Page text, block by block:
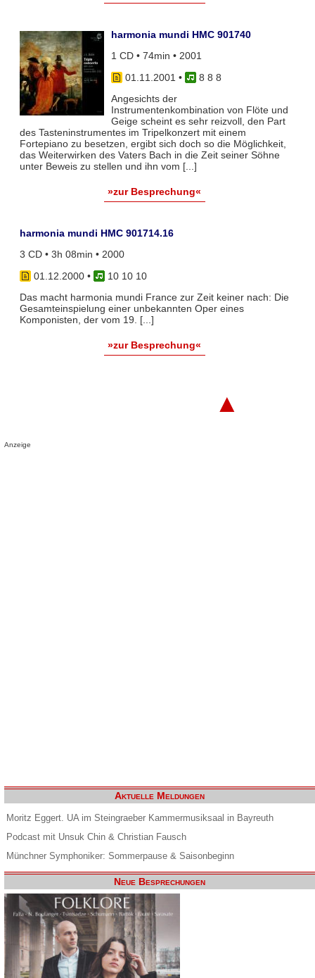
harmonia mundi HMC 901740
1 CD • 74min • 2001
01.11.2001 •
8 8 8
Angesichts der
Instrumentenkombination von Flöte und
Geige scheint es sehr reizvoll, den Part
des Tasteninstrumentes im Tripelkonzert mit einem
Fortepiano zu besetzen, ergibt sich doch so die Möglichkeit,
das Weiterwirken des Vaters Bach in die Zeit seiner Söhne
unter Beweis zu stellen und ihn vom [...]
»zur Besprechung«
harmonia mundi HMC 901714.16
3 CD • 3h 08min • 2000
01.12.2000•
10 10 10
Das macht harmonia mundi France zur Zeit keiner nach: Die
Gesamteinspielung einer unbekannten Oper eines
Komponisten, der vom 19. [...]
»zur Besprechung«
▲
Anzeige
Aktuelle Meldungen
Moritz Eggert. UA im Steingraeber Kammermusiksaal in Bayreuth
Podcast mit Unsuk Chin & Christian Fausch
Münchner Symphoniker: Sommerpause & Saisonbeginn
Neue Besprechungen